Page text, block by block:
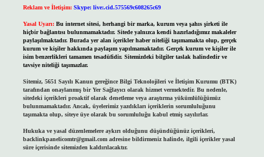
Reklam ve İletişim: Skype: live:.cid.575569c608265c69
Yasal Uyarı: Bu internet sitesi, herhangi bir marka, kurum veya şahıs şirketi ile
hiçbir bağlantısı bulunmamaktadır. Sitede yalnızca kendi hazırladığımız makaleler
paylaşılmaktadır. Burada yer alan içerikler haber niteliği taşımamakta olup, gerçek
kurum ve kişiler hakkında paylaşım yapılmamaktadır. Gerçek kurum ve kişiler ile
isim benzerlikleri tamamen tesadüfidir. Sitemizdeki bilgiler taslak halindedir ve
tavsiye niteliği taşımazlar.
Sitemiz, 5651 Sayılı Kanun gereğince Bilgi Teknolojileri ve İletişim Kurumu (BTK)
tarafından onaylanmış bir Yer Sağlayıcı olarak hizmet vermektedir. Bu nedenle,
sitedeki içerikleri proaktif olarak denetleme veya araştırma yükümlülüğümüz
bulunmamaktadır. Ancak, üyelerimiz yazdıkları içeriklerin sorumluluğunu
taşımakta olup, siteye üye olarak bu sorumluluğu kabul etmiş sayılırlar.
Hukuka ve yasal düzenlemelere aykırı olduğunu düşündüğünüz içerikleri,
backlinkpanelicomtr@gmail.comadresine bildirmeniz halinde, ilgili içerikler yasal
süre içerisinde sitemizden kaldırılacaktır.